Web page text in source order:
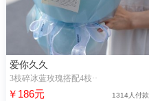
爱你久久
3枝碎冰蓝玫瑰搭配4枝··
￥186元 1314人付款